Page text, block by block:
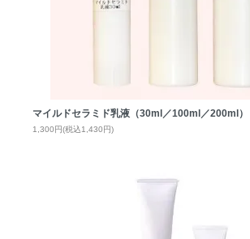
マイルドセラミド乳液（30ml／100ml／200ml）
1,300円(税込1,430円)